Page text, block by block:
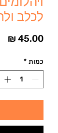
לכלב
כמות *